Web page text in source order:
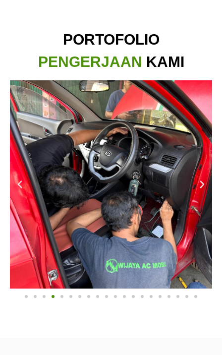
PORTOFOLIO
PENGERJAAN KAMI